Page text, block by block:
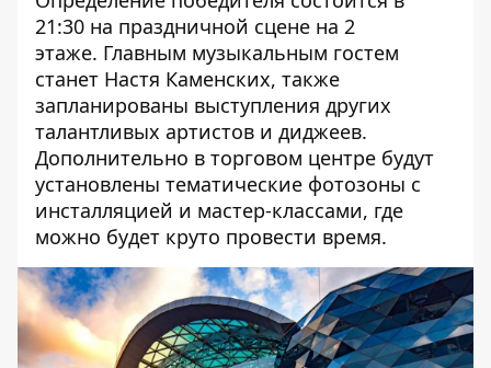
21:30 на праздничной сцене на 2
этаже. Главным музыкальным гостем
станет Настя Каменских, также
запланированы выступления других
талантливых артистов и диджеев.
Дополнительно в торговом центре будут
установлены тематические фотозоны с
инсталляцией и мастер-классами, где
можно будет круто провести время.